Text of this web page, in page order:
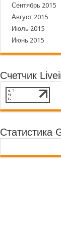
Сентябрь 2015
Август 2015
Июль 2015
Июнь 2015
Счетчик
Статистика